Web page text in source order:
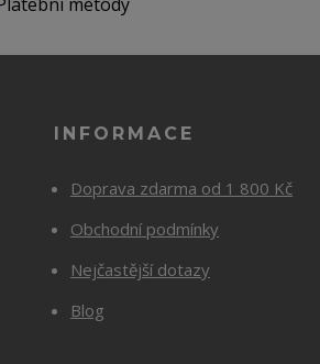
INFORMACE
Doprava zdarma od 1 800 Kč
Obchodní podmínky
Nejčastější dotazy
Blog